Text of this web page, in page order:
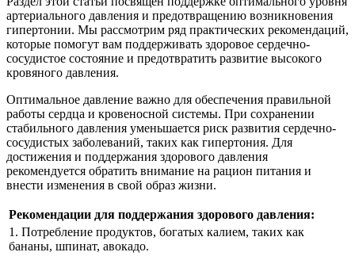
артериального давления и предотвращению возникновения
гипертонии. Мы рассмотрим ряд практических рекомендаций,
которые помогут вам поддерживать здоровое сердечно-
сосудистое состояние и предотвратить развитие высокого
кровяного давления.
Оптимальное давление важно для обеспечения правильной
работы сердца и кровеносной системы. При сохранении
стабильного давления уменьшается риск развития сердечно-
сосудистых заболеваний, таких как гипертония. Для
достижения и поддержания здорового давления
рекомендуется обратить внимание на рацион питания и
внести изменения в свой образ жизни.
Рекомендации для поддержания здорового давления:
1. Потребление продуктов, богатых калием, таких как
бананы, шпинат, авокадо.